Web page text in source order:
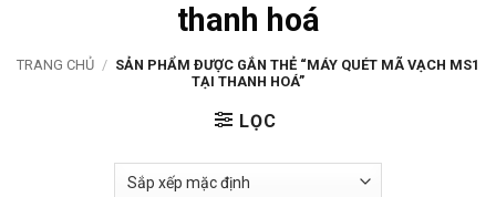
thanh hoá
TRANG CHỦ / SẢN PHẨM ĐƯỢC GẮN THẺ “MÁY QUÉT MÃ VẠCH MS1
TẠI THANH HOÁ”
LỌC